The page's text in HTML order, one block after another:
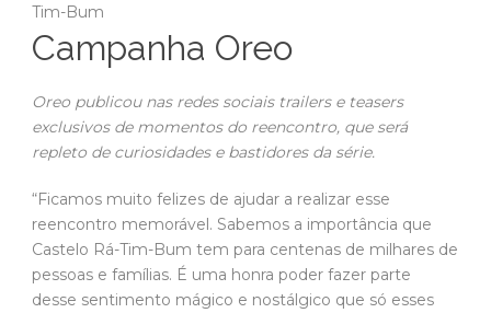
Tim-Bum
Campanha Oreo
Oreo publicou nas redes sociais trailers e teasers
exclusivos de momentos do reencontro, que será
repleto de curiosidades e bastidores da série.
“Ficamos muito felizes de ajudar a realizar esse
reencontro memorável. Sabemos a importância que
Castelo Rá-Tim-Bum tem para centenas de milhares de
pessoas e famílias. É uma honra poder fazer parte
desse sentimento mágico e nostálgico que só esses